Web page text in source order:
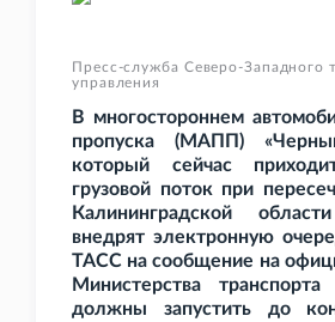
Пресс-служба Северо-Западного
управления
В многостороннем
пропуска (МАПП)
который сейчас
грузовой поток при
Калининградской
внедрят электронную
ТАСС на сообщение на
Министерства
должны запустить до